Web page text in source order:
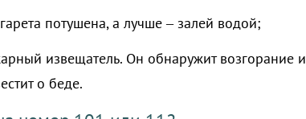
потушена, а лучше – залей водой;
извещатель. Он обнаружит возгорание и
о беде.